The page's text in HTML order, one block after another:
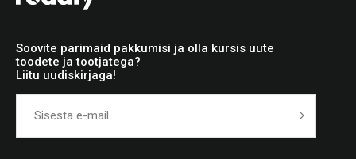
Soovite parimaid pakkumisi ja olla kursis uute
toodete ja tootjatega?
Liitu uudiskirjaga!